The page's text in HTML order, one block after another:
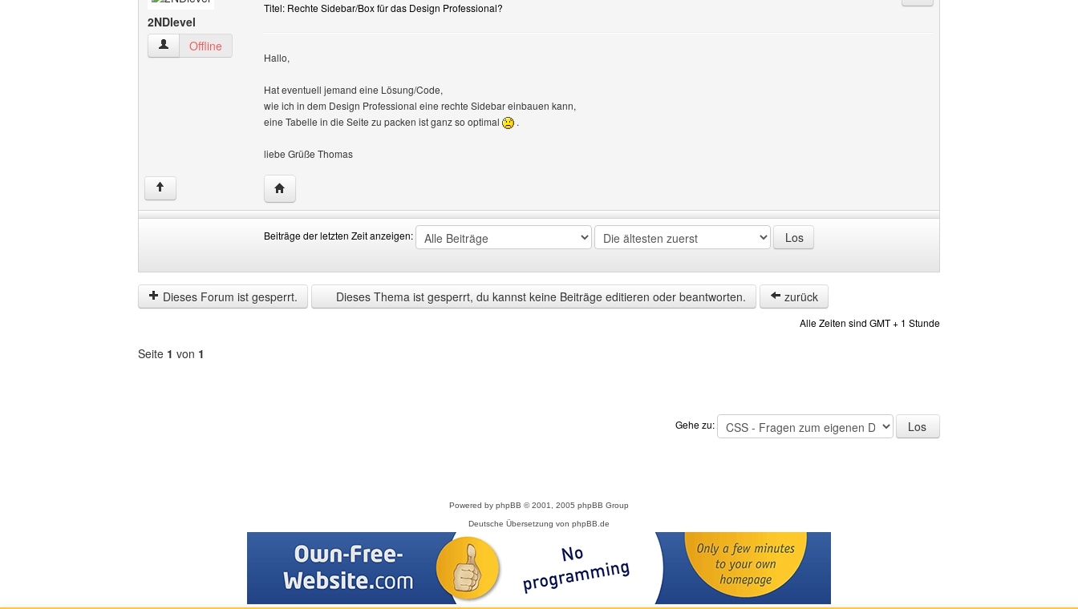
2NDlevel
2NDlevel Benutzer-Profile anzeigen
Offline
Titel: Rechte Sidebar/Box für das Design Professional?
Hallo,
Hat eventuell jemand eine Lösung/Code,
wie ich in dem Design Professional eine rechte Sidebar einbauen kann,
eine Tabelle in die Seite zu packen ist ganz so optimal
.
liebe Grüße Thomas
↑ Website dieses Benutzers besuchen: 2NDlevel
Beiträge der letzten Zeit anzeigen:
der
letzten
Zeit
by
Dieses Forum ist gesperrt.
Dieses Thema ist gesperrt, du kannst keine Beiträge editieren oder beantworten. zurück
Alle Zeiten sind GMT + 1 Stunde
Seite 1 von 1
Gehe zu:
Powered by phpBB © 2001, 2005 phpBB Group
Deutsche Übersetzung von phpBB.de